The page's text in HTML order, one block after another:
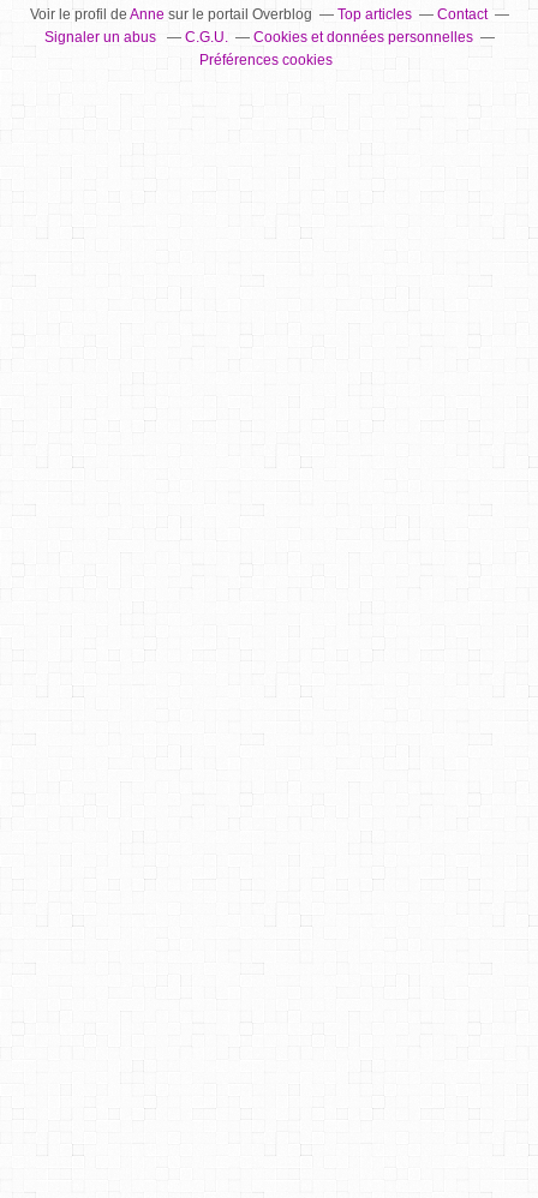
Voir le profil de Annesur le portail Overblog Top articles
Contact
Signaler un abus
C.G.U.
Cookies et données personnelles
Préférences cookies